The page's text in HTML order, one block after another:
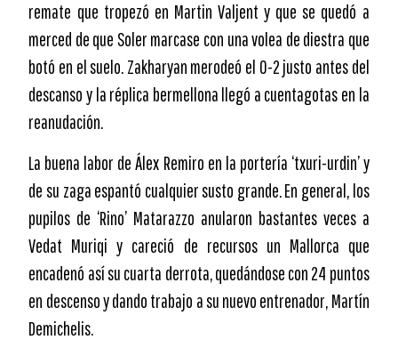
remate que tropezó en Martin Valjent y que se quedó a
merced de que Soler marcase con una volea de diestra que
botó en el suelo. Zakharyan merodeó el 0-2 justo antes del
descanso y la réplica bermellona llegó a cuentagotas en la
reanudación.
La buena labor de Álex Remiro en la portería ‘txuri-urdin’ y
de su zaga espantó cualquier susto grande. En general, los
pupilos de ‘Rino’ Matarazzo anularon bastantes veces a
Vedat Muriqi y careció de recursos un Mallorca que
encadenó así su cuarta derrota, quedándose con 24 puntos
en descenso y dando trabajo a su nuevo entrenador, Martín
Demichelis.